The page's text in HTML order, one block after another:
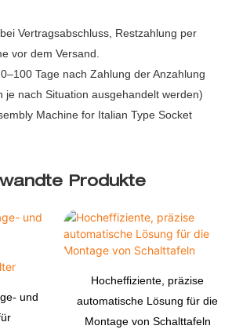
Vertragsabschluss, Restzahlung per
vor dem Versand.
Tage nach Zahlung der Anzahlung
je nach Situation ausgehandelt werden)
Produkte
und
Hocheffiziente, präzise
automatische Lösung für die
Montage von Schalttafeln